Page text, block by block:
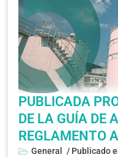
PUBLICADA
DE LA GUÍA DE
REGLAMENTO
General / Publicado el